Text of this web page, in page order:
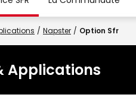
Napster Option Sfr
Applications